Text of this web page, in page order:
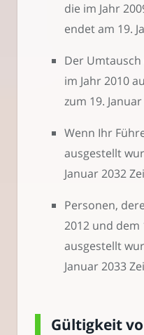
die im Jahr
endet am 19.
Der
im Jahr 2010
zum 19.
Wenn Ihr
ausgestellt
Januar 2032
Personen,
2012 und dem
ausgestellt
Januar 2033
Gültigkeit